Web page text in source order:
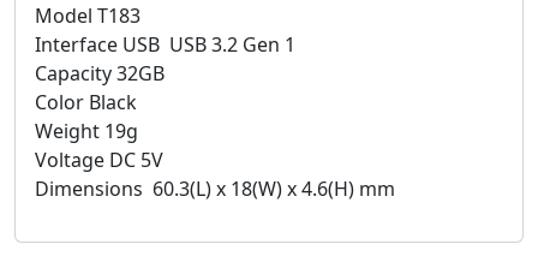
Model T183
Interface USB USB 3.2 Gen 1
Capacity 32GB
Color Black
Weight 19g
Voltage DC 5V
Dimensions 60.3(L) x 18(W) x 4.6(H) mm